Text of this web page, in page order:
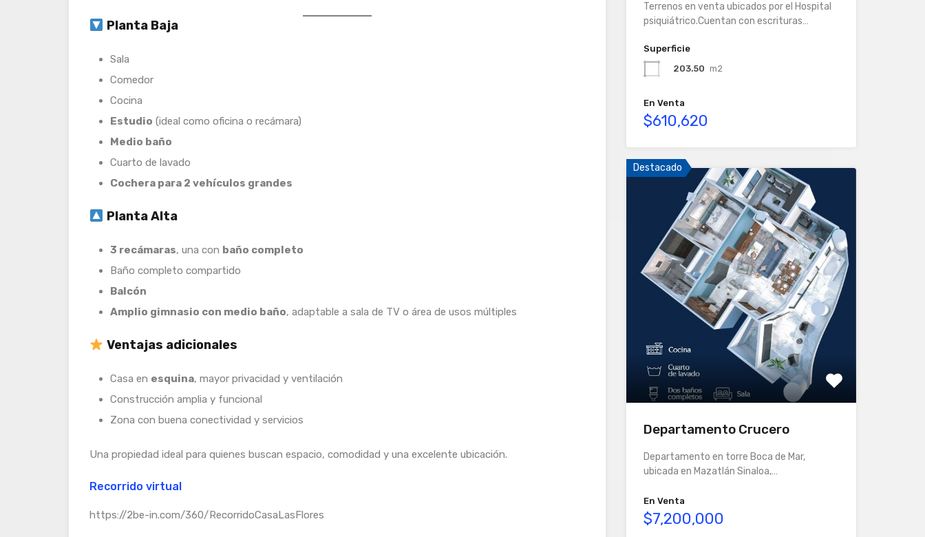
Planta Baja
Sala
Comedor
Cocina
Estudio (ideal como oficina o recámara)
Medio baño
Cuarto de lavado
Cochera para 2 vehículos grandes
Planta Alta
3 recámaras, una con baño completo
Baño completo compartido
Balcón
Amplio gimnasio con medio baño, adaptable a sala de TV o área de usos múltiples
Ventajas adicionales
Casa en esquina, mayor privacidad y ventilación
Construcción amplia y funcional
Zona con buena conectividad y servicios
Una propiedad ideal para quienes buscan espacio, comodidad y una excelente ubicación.
Recorrido virtual
https://2be-in.com/360/RecorridoCasaLasFlores
Terrenos en venta ubicados por el Hospital
psiquiátrico.Cuentan con escrituras…
Superficie
203.50 m2
En Venta
$610,620
Destacado
Departamento Crucero
Departamento en torre Boca de Mar,
ubicada en Mazatlán Sinaloa,…
En Venta
$7,200,000